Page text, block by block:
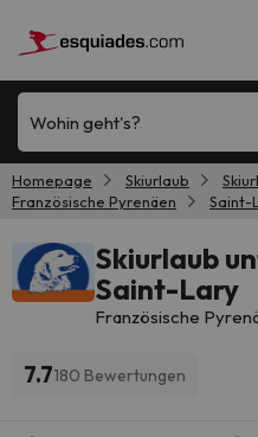
Wohin geht's?
Homepage Skiurlaub
Französische Pyrenäen
Saint-
Skiurlaub
Saint-Lary
Französische
7.7180 Bewertungen